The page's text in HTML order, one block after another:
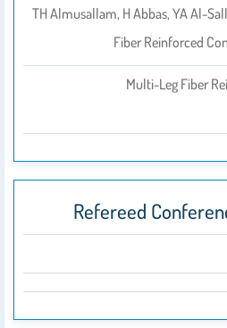
TH Almusallam, H Abbas, YA Al-
Fiber Reinforced
Multi-Leg Fiber
Refereed